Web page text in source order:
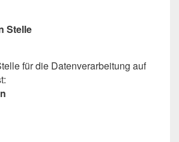
Stelle
für die Datenverarbeitung auf